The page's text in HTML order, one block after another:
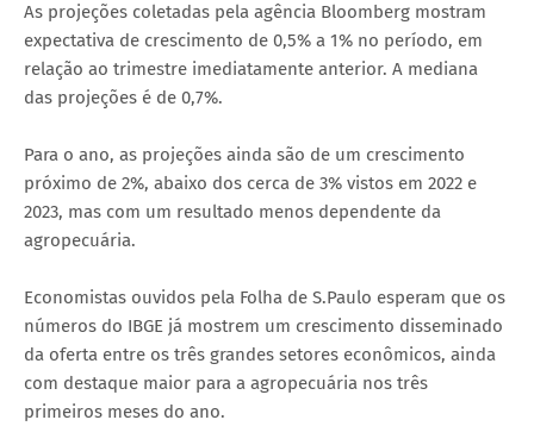
As projeções coletadas pela agência Bloomberg mostram
expectativa de crescimento de 0,5% a 1% no período, em
relação ao trimestre imediatamente anterior. A mediana
das projeções é de 0,7%.
Para o ano, as projeções ainda são de um crescimento
próximo de 2%, abaixo dos cerca de 3% vistos em 2022 e
2023, mas com um resultado menos dependente da
agropecuária.
Economistas ouvidos pela Folha de S.Paulo esperam que os
números do IBGE já mostrem um crescimento disseminado
da oferta entre os três grandes setores econômicos, ainda
com destaque maior para a agropecuária nos três
primeiros meses do ano.